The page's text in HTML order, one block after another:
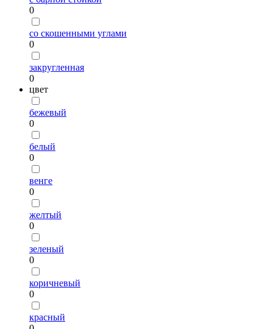
0
со скошенными углами
0
закругленная
0
цвет
бежевый
0
белый
0
венге
0
желтый
0
зеленый
0
коричневый
0
красный